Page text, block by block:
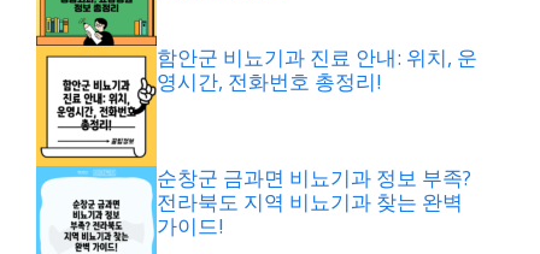
함안군 비뇨기과 진료 안내: 위치, 운
영시간, 전화번호 총정리!
순창군 금과면 비뇨기과 정보 부족?
전라북도 지역 비뇨기과 찾는 완벽
가이드!